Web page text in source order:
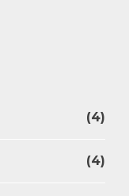
(4)
(4)